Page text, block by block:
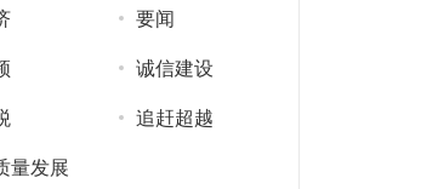
要闻
诚信建设
追赶超越
量发展